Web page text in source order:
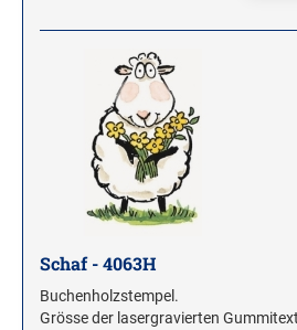
Schaf - 4063H
Buchenholzstempel.
Grösse der lasergravierten